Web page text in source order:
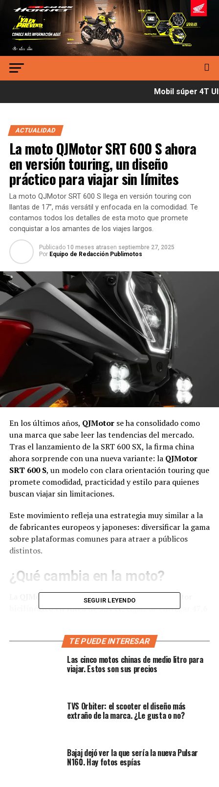
Mobil súper 4T
ACTUALIDAD
La moto QJMotor SRT 600 S ahora
en versión touring, un diseño
práctico para viajar sin límites
La moto QJMotor SRT 600 S llega en versión touring con
llantas de 17”, más versátil y enfocada en la comodidad. Te
contamos todos los detalles de esta moto que promete
conquistar a los amantes de los viajes largos.
Publicado 10 meses atrasen septiembre 27, 2025
Por Equipo de Redacción Publimotos
En los últimos años, QJMotorse ha consolidado como
una marca que sabe leer las tendencias del mercado.
Tras el lanzamiento de la SRT 600 SX, la firma china
ahora sorprende con una nueva variante: la QJMotor
SRT 600 S, un modelo con clara orientación touring que
promete comodidad, practicidad y estilo para quienes
buscan viajar sin limitaciones.
Este movimiento refleja una estrategia muy similar a la
de fabricantes europeos y japoneses: diversificar la gama
sobre plataformas comunes para atraer a públicos
distintos.
¿Qué cambia en la moto?
QJMotor SRT 600 Sestá equipada con un motor
bicilíndrico en línea de 554 cc, capaz de entregar
media, ideal para quienes desean una moto manejable,
pero con la suficiente potencia para afrontar viajes de
media y larga distancia.
Llantas de aleación de 17 pulgadas,
durabilidad.
Peso contenido de aproximadamente
SEGUIR LEYENDO
TE PUEDE INTERESAR
Las cinco motos chinas de medio litro para
viajar. Estos son sus precios
TVS Orbiter: el scooter el diseño más
extraño de la marca. ¿Le gusta o no?
Bajaj dejó ver la que sería la nueva Pulsar
N160. Hay fotos espías